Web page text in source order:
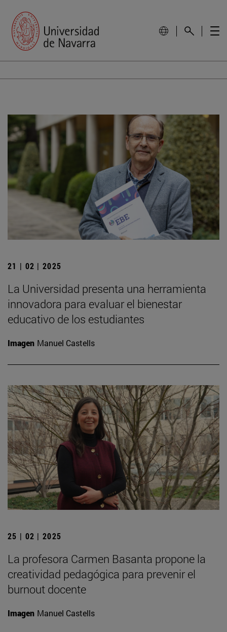
21 | 02 | 2025
La Universidad presenta una herramienta
innovadora para evaluar el bienestar
educativo de los estudiantes
Imagen Manuel Castells
25 | 02 | 2025
La profesora Carmen Basanta propone la
creatividad pedagógica para prevenir el
burnout docente
Imagen Manuel Castells